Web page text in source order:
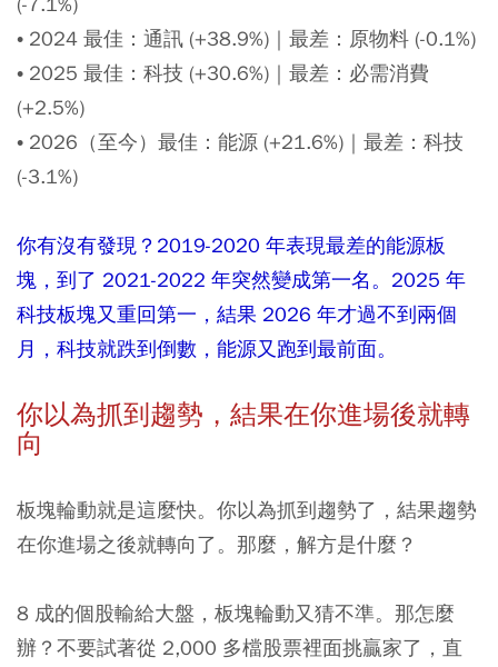
• 2024 最佳：通訊 (+38.9%)｜最差：原物料 (-0.1%)
• 2025 最佳：科技 (+30.6%)｜最差：必需消費
(+2.5%)
• 2026（至今）最佳：能源 (+21.6%)｜最差：科技
(-3.1%)
你有沒有發現？2019-2020 年表現最差的能源板
塊，到了 2021-2022 年突然變成第一名。2025 年
科技板塊又重回第一，結果 2026 年才過不到兩個
月，科技就跌到倒數，能源又跑到最前面。
你以為抓到趨勢，結果在你進場後就轉
向
板塊輪動就是這麼快。你以為抓到趨勢了，結果趨勢
在你進場之後就轉向了。那麼，解方是什麼？
8 成的個股輸給大盤，板塊輪動又猜不準。那怎麼
辦？不要試著從 2,000 多檔股票裡面挑贏家了，直